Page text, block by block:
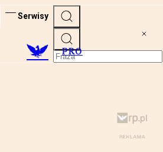
Serwisy
PRO